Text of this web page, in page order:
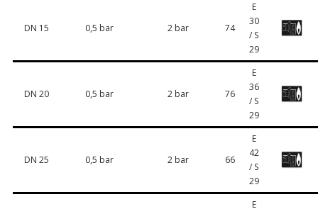
DN 15 0,5 bar 2 bar 74
E
30
/ S
29
DN 20 0,5 bar 2 bar 76
E
36
/ S
29
DN 25 0,5 bar 2 bar 66
E
42
/ S
29
E